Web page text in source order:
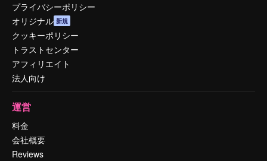
プライバシーポリシー
オリジナル 新規
クッキーポリシー
トラストセンター
アフィリエイト
法人向け
運営
料金
会社概要
Reviews